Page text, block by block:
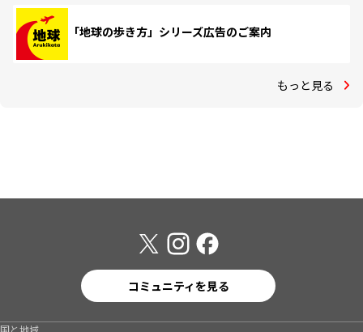
「地球の歩き方」シリーズ広告のご案内
もっと見る
コミュニティを見る
国と地域